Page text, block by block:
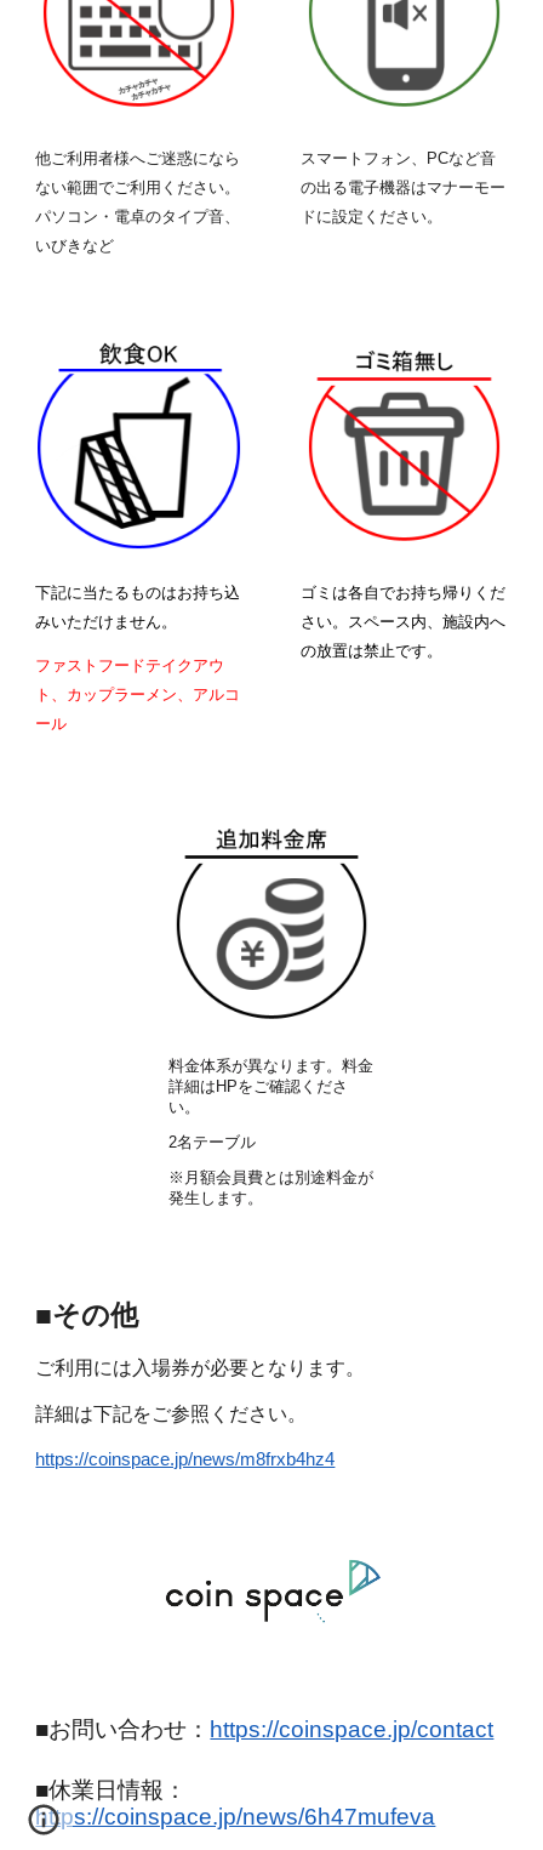
他ご利用者様へご迷惑になら
ない範囲でご利用ください。
パソコン・電卓のタイプ音、
いびきなど
スマートフォン、PCなど音
の出る電子機器はマナーモー
ドに設定ください。
下記に当たるものはお持ち込
みいただけません。
ファストフードテイクアウ
ト、カップラーメン、アルコ
ール
ゴミは各自でお持ち帰りくだ
さい。スペース内、施設内へ
の放置は禁止です。
料金体系が異なります。料金
詳細はHPをご確認くださ
い。
2名テーブル
※月額会員費とは別途料金が
発生します。
■その他
ご利用には入場券が必要となります。
詳細は下記をご参照ください。
https://coinspace.jp/news/m8frxb4hz4
■お問い合わせ： https://coinspace.jp/contact
■休業日情報 ：
https://coinspace.jp/news/6h47mufeva